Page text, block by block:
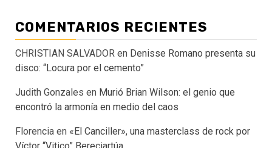
COMENTARIOS RECIENTES
CHRISTIAN SALVADOR en Denisse Romano presenta su
disco: “Locura por el cemento”
Judith Gonzales en Murió Brian Wilson: el genio que
encontró la armonía en medio del caos
Florencia en «El Canciller», una masterclass de rock por